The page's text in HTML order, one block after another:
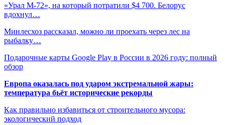
«Урал М-72», на который потратили $4 700. Белорус
вдохнул…
Минлесхоз рассказал, можно ли проехать через лес на
рыбалку…
Подарочные карты Google Play в России в 2026 году: полный
обзор
Европа оказалась под ударом экстремальной жары:
температура бьёт исторические рекорды
Как правильно избавиться от строительного мусора:
экологический подход